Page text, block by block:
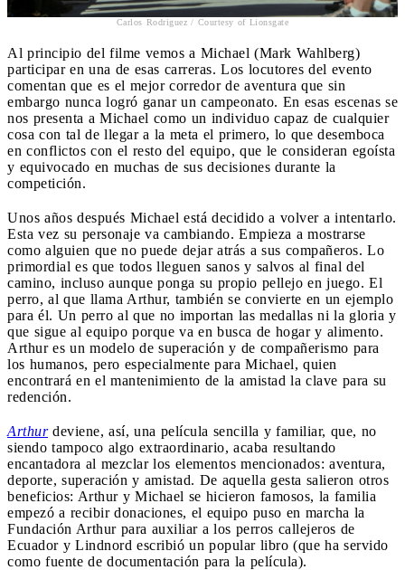
Carlos Rodriguez / Courtesy of Lionsgate
Al principio del filme vemos a Michael (Mark Wahlberg)
participar en una de esas carreras. Los locutores del evento
comentan que es el mejor corredor de aventura que sin
embargo nunca logró ganar un campeonato. En esas escenas se
nos presenta a Michael como un individuo capaz de cualquier
cosa con tal de llegar a la meta el primero, lo que desemboca
en conflictos con el resto del equipo, que le consideran egoísta
y equivocado en muchas de sus decisiones durante la
competición.
Unos años después Michael está decidido a volver a intentarlo.
Esta vez su personaje va cambiando. Empieza a mostrarse
como alguien que no puede dejar atrás a sus compañeros. Lo
primordial es que todos lleguen sanos y salvos al final del
camino, incluso aunque ponga su propio pellejo en juego. El
perro, al que llama Arthur, también se convierte en un ejemplo
para él. Un perro al que no importan las medallas ni la gloria y
que sigue al equipo porque va en busca de hogar y alimento.
Arthur es un modelo de superación y de compañerismo para
los humanos, pero especialmente para Michael, quien
encontrará en el mantenimiento de la amistad la clave para su
redención.
Arthurdeviene, así, una película sencilla y familiar, que, no
siendo tampoco algo extraordinario, acaba resultando
encantadora al mezclar los elementos mencionados: aventura,
deporte, superación y amistad. De aquella gesta salieron otros
beneficios: Arthur y Michael se hicieron famosos, la familia
empezó a recibir donaciones, el equipo puso en marcha la
Fundación Arthur para auxiliar a los perros callejeros de
Ecuador y Lindnord escribió un popular libro (que ha servido
como fuente de documentación para la película).